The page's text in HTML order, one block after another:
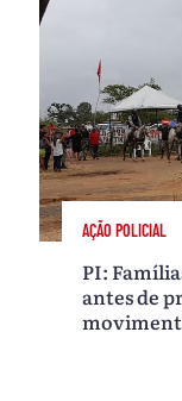
AÇÃO POLICIAL
PI:
antes de